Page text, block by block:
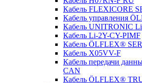
Кабель FLEXICORE
Кабель управления
Кабель UNITRONIC
Кабель Li-2Y-CY-PIMF
Кабель ÖLFLEX®
Кабель X05VV-F
Кабель передачи
CAN
Кабель ÖLFLEX®